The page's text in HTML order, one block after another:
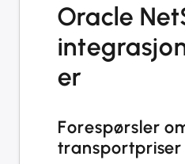
Oracle
er
Forespørsler
transportpriser